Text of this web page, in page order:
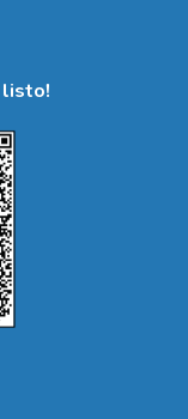
listo!